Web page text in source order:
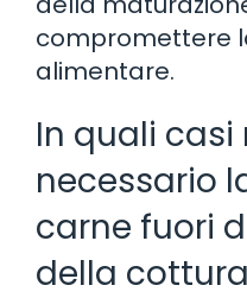
compromettere
alimentare.
In quali casi
necessario
carne fuori
della